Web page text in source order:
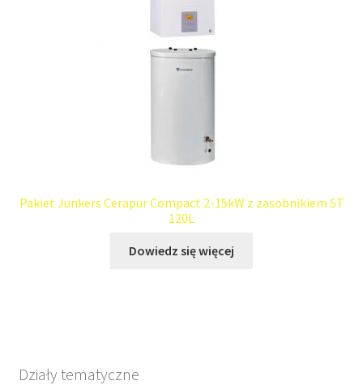
Pakiet Junkers Cerapur Compact 2-15kW z zasobnikiem ST
120L
Dowiedz się więcej
Działy tematyczne